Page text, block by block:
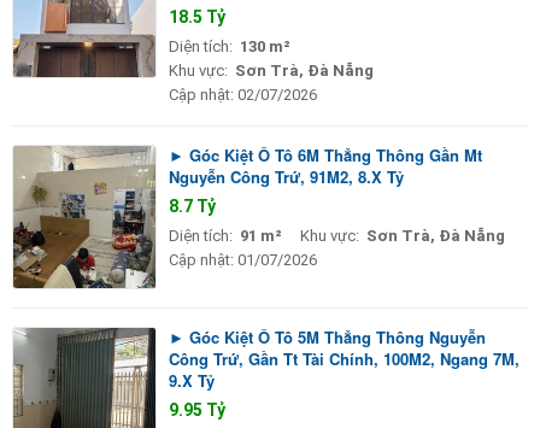
18.5 Tỷ
Diện tích: 130 m²
Khu vực: Sơn Trà, Đà Nẵng
Cập nhật: 02/07/2026
► Góc Kiệt Ô Tô 6M Thẳng Thông Gần Mt
Nguyễn Công Trứ, 91M2, 8.X Tỷ
8.7 Tỷ
Diện tích: 91 m² Khu vực: Sơn Trà, Đà Nẵng
Cập nhật: 01/07/2026
► Góc Kiệt Ô Tô 5M Thẳng Thông Nguyễn
Công Trứ, Gần Tt Tài Chính, 100M2, Ngang 7M,
9.X Tỷ
9.95 Tỷ